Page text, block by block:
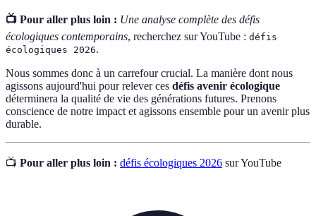
📺 Pour aller plus loin : Une analyse complète des défis
écologiques contemporains, recherchez sur YouTube : défis
écologiques 2026.
Nous sommes donc à un carrefour crucial. La manière dont nous
agissons aujourd'hui pour relever ces défis avenir écologique
déterminera la qualité de vie des générations futures. Prenons
conscience de notre impact et agissons ensemble pour un avenir plus
durable.
📺 Pour aller plus loin : défis écologiques 2026 sur YouTube